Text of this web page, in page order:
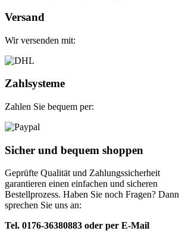
Versand
Wir versenden mit:
Zahlsysteme
Zahlen Sie bequem per:
Sicher und bequem shoppen
Geprüfte Qualität und Zahlungssicherheit
garantieren einen einfachen und sicheren
Bestellprozess. Haben Sie noch Fragen? Dann
sprechen Sie uns an:
Tel. 0176-36380883 oder per E-Mail